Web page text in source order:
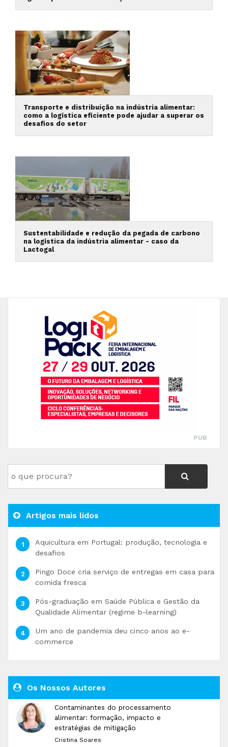
Transporte e distribuição na indústria alimentar:
como a logística eficiente pode ajudar a superar os
desafios do setor
Sustentabilidade e redução da pegada de carbono
na logística da indústria alimentar - caso da
Lactogal
PUB
Artigos mais lidos
Aquicultura em Portugal: produção, tecnologia e
desafios
Pingo Doce cria serviço de entregas em casa para
comida fresca
Pós-graduação em Saúde Pública e Gestão da
Qualidade Alimentar (regime b-learning)
Um ano de pandemia deu cinco anos ao e-
commerce
Os Nossos Autores
Contaminantes do processamento
alimentar: formação, impacto e
estratégias de mitigação
Cristina Soares